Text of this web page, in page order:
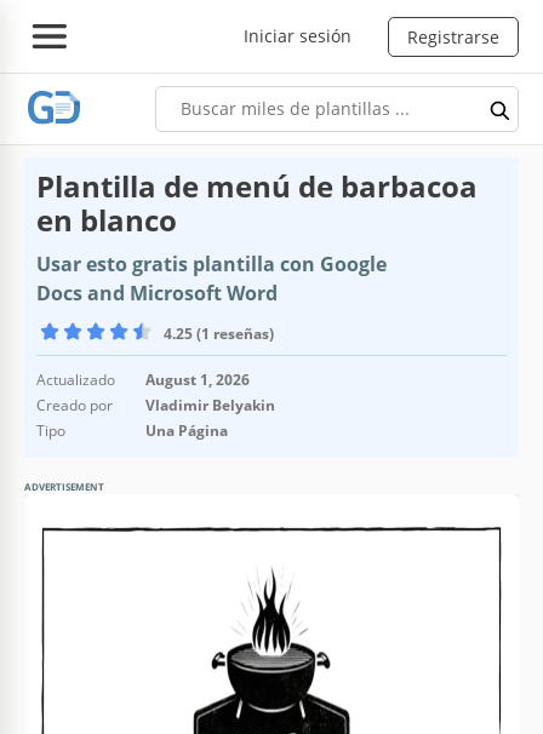
Iniciar sesión Registrarse
Plantilla de menú de barbacoa
en blanco
Usar esto gratis plantilla con Google
Docs and Microsoft Word
4.25 (1 reseñas)
Actualizado
August 1, 2026
Creado por
Vladimir Belyakin
Tipo
Una Página
ADVERTISEMENT
Especificaciones de la plantilla
Google Docs, Microsoft Word
Creado
April 27, 2026
Última actualización
Comunidad
Añadido a colecciones por 0 Usuarios